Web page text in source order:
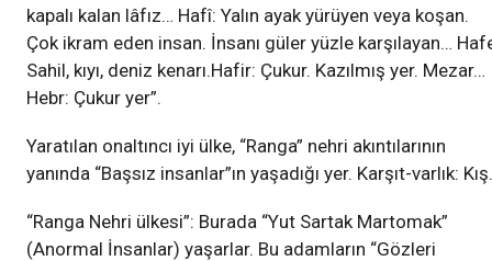
kapalı kalan lâfız… Hafî: Yalın ayak yürüyen veya koşan.
Çok ikram eden insan. İnsanı güler yüzle karşılayan…
Sahil, kıyı, deniz kenarı.Hafir: Çukur. Kazılmış yer. Mezar…
Hebr: Çukur yer”.
Yaratılan onaltıncı iyi ülke, “Ranga” nehri akıntılarının
yanında “Başsız insanlar”ın yaşadığı yer. Karşıt-varlık: Kış.
“Ranga Nehri ülkesi”: Burada “Yut Sartak Martomak”
(Anormal İnsanlar) yaşarlar. Bu adamların “Gözleri